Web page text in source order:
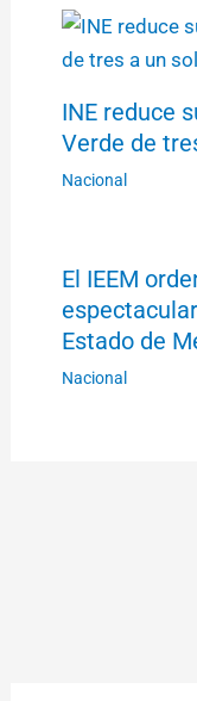
INE reduce
Verde de
Nacional
El IEEM
Estado de
Nacional